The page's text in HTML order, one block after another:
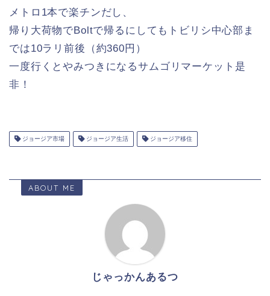
メトロ1本で楽チンだし、
帰り大荷物でBoltで帰るにしてもトビリシ中心部ま
では10ラリ前後（約360円）
一度行くとやみつきになるサムゴリマーケット是
非！
ジョージア市場 ジョージア生活 ジョージア移住
ABOUT ME
じゃっかんあるつ